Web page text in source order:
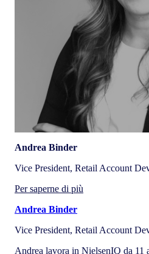
Andrea Binder
Vice President, Retail Account
Per saperne di più
Andrea Binder
Vice President, Retail Account
Andrea lavora in NielsenIQ da 11